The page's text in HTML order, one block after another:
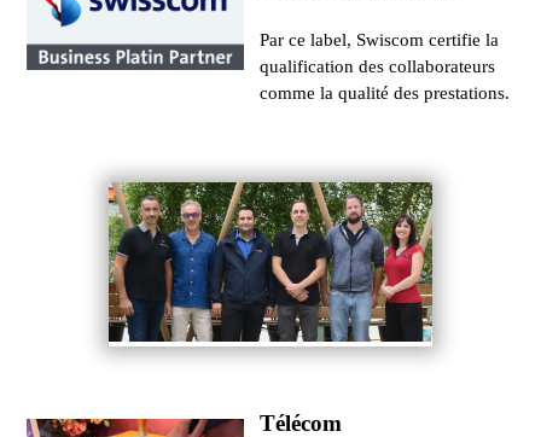
Par ce label, Swiscom certifie la
qualification des collaborateurs
comme la qualité des prestations.
Télécom